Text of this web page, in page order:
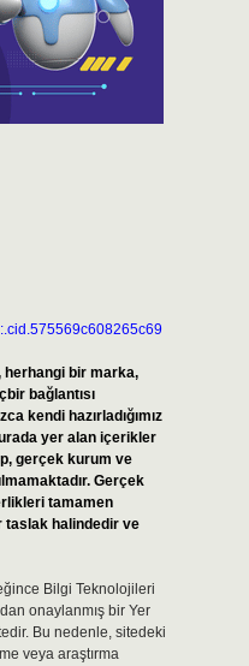
herhangi bir marka,
bağlantısı
kendi hazırladığımız
yer alan içerikler
gerçek kurum ve
Gerçek
tamamen
taslak halindedir ve
Bilgi Teknolojileri
onaylanmış bir Yer
Bu nedenle, sitedeki
veya araştırma